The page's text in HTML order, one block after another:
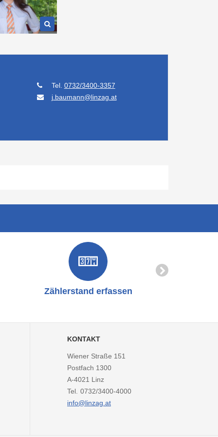
Tel. 0732/3400-3357
j.baumann@linzag.at
Zählerstand erfassen
KONTAKT
Wiener Straße 151
Postfach 1300
A-4021 Linz
Tel. 0732/3400-4000
info@linzag.at